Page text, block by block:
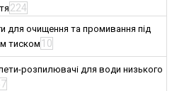
224
для очищення та промивання під
тиском 10
розпилювачі для води низького